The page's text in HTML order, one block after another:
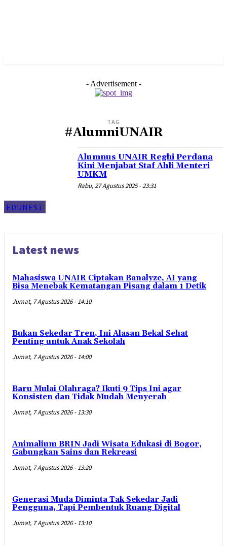
- Advertisement -
TAG
#AlumniUNAIR
EDUNEST
Alumnus UNAIR Reghi Perdana
Kini Menjabat Staf Ahli Menteri
UMKM
Rabu, 27 Agustus 2025 - 23:31
Latest news
Mahasiswa UNAIR Ciptakan Banalyze, AI yang
Bisa Menebak Kematangan Pisang dalam 1 Detik
Jumat, 7 Agustus 2026 - 14:10
Bukan Sekedar Tren, Ini Alasan Bekal Sehat
Penting untuk Anak Sekolah
Jumat, 7 Agustus 2026 - 14:00
Baru Mulai Olahraga? Ikuti 9 Tips Ini agar
Konsisten dan Tidak Mudah Menyerah
Jumat, 7 Agustus 2026 - 13:30
Animalium BRIN Jadi Wisata Edukasi di Bogor,
Gabungkan Sains dan Rekreasi
Jumat, 7 Agustus 2026 - 13:20
Generasi Muda Diminta Tak Sekedar Jadi
Pengguna, Tapi Pembentuk Ruang Digital
Jumat, 7 Agustus 2026 - 13:10